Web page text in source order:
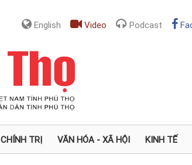
English Video Podcast
CHÍNH TRỊ VĂN HÓA - XÃ HỘI KINH TẾ